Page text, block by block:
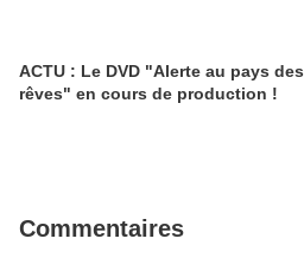
ACTU : Le DVD "Alerte au pays des
rêves" en cours de production !
Commentaires